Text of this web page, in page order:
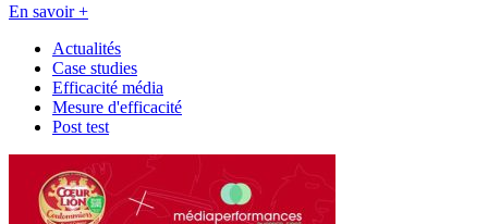
En savoir +
Actualités
Case studies
Efficacité média
Mesure d'efficacité
Post test